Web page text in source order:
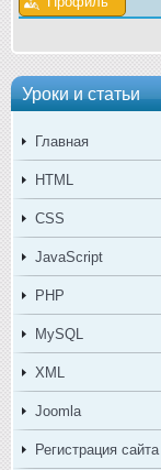
Уроки и статьи
Главная
HTML
CSS
JavaScript
PHP
MySQL
XML
Joomla
Регистрация сайта